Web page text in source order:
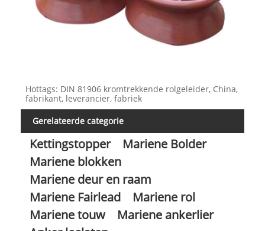
Hottags: DIN 81906 kromtrekkende rolgeleider, China,
fabrikant, leverancier, fabriek
Gerelateerde categorie
Kettingstopper
Mariene Bolder
Mariene blokken
Mariene deur en raam
Mariene Fairlead
Mariene rol
Mariene touw
Mariene ankerlier